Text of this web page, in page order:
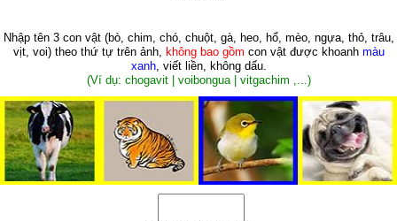
Nhập tên 3 con vật (bò, chim, chó, chuột, gà, heo, hổ, mèo, ngựa, thỏ, trâu,
vịt, voi)theo thứ tự trên ảnh, không bao gồm con vật được khoanh màu
xanh, viết liền, không dấu.
(Ví dụ: chogavit | voibongua | vitgachim ,...)